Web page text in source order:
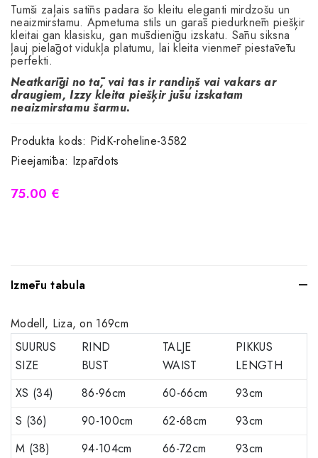
Tumši zaļais satīns padara šo kleitu eleganti mirdzošu un
neaizmirstamu. Apmetuma stils un garās piedurknēm piešķir
kleitai gan klasisku, gan mūsdienīgu izskatu. Sānu siksna
ļauj pielāgot vidukļa platumu, lai kleita vienmēr piestāvētu
perfekti.
Neatkarīgi no tā, vai tas ir randiņš vai vakars ar
draugiem, Izzy kleita piešķir jūsu izskatam
neaizmirstamu šarmu.
Produkta kods: PidK-roheline-3582
Pieejamība: Izpārdots
75.00 €
Izmēru tabula
Modell, Liza, on 169cm
SUURUS
SIZE
RIND
BUST
TALJE
WAIST
PIKKUS
LENGTH
XS (34)
86-96cm 60-66cm
93cm
S (36)
90-100cm 62-68cm
93cm
M (38)
94-104cm 66-72cm
93cm